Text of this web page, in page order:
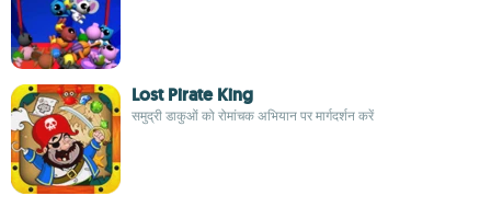
Lost Pirate King
समुद्री डाकुओं को रोमांचक अभियान पर मार्गदर्शन करें